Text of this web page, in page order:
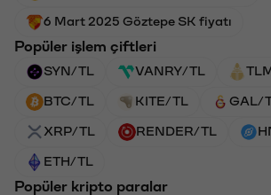
6 Mart 2025 Göztepe SK fiyatı
Popüler işlem çiftleri
SYN/TL VANRY/TL
BTC/TL KITE/TL GAL/
XRP/TL RENDER/TL
ETH/TL
Popüler kripto paralar